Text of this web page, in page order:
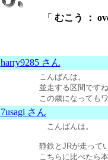
「 むこう ：
harry9285 さん
こんばんは。
並走する区間ですね
この歳になっても
7usagi さん
こんばんは。
静鉄とJRが走って
こちらに比べたら